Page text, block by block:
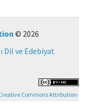
© 2026
Dil ve Edebiyat
Commons Attribution-